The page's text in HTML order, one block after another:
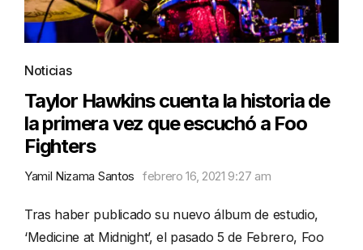
Noticias
Taylor Hawkins cuenta la historia de
la primera vez que escuchó a Foo
Fighters
Yamil Nizama Santos febrero 16, 2021 9:27 am
Tras haber publicado su nuevo álbum de estudio,
‘Medicine at Midnight’, el pasado 5 de Febrero, Foo